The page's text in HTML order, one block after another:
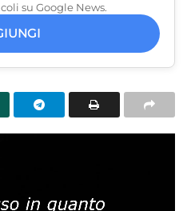
su Google News.